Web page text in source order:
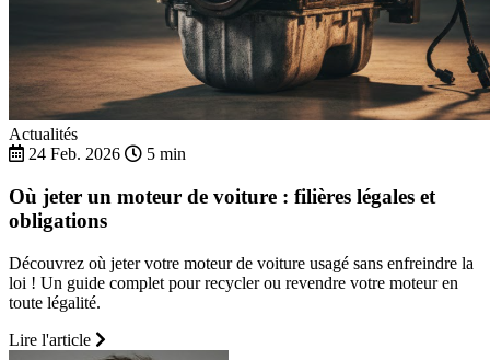
Actualités
24 Feb. 2026
5 min
Où jeter un moteur de voiture : filières légales et
obligations
Découvrez où jeter votre moteur de voiture usagé sans enfreindre la
loi ! Un guide complet pour recycler ou revendre votre moteur en
toute légalité.
Lire l'article